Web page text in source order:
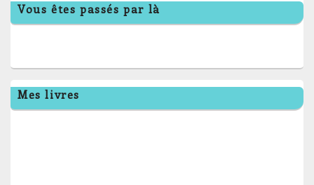
Vous êtes passés par là
Mes livres